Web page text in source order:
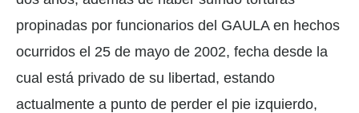
propinadas por funcionarios del GAULA en hechos
ocurridos el 25 de mayo de 2002, fecha desde la
cual está privado de su libertad, estando
actualmente a punto de perder el pie izquierdo,